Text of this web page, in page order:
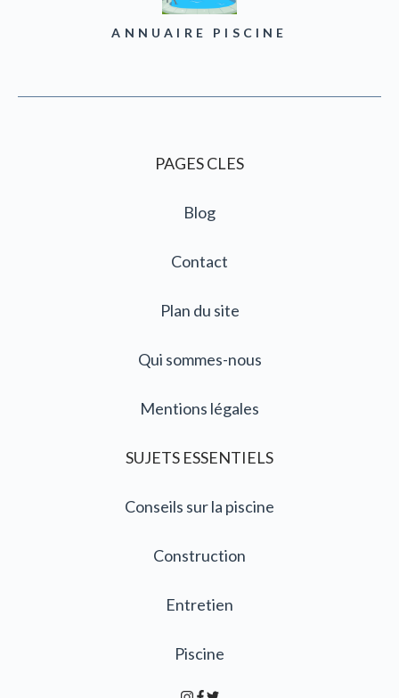
ANNUAIRE PISCINE
PAGES CLES
Blog
Contact
Plan du site
Qui sommes-nous
Mentions légales
SUJETS ESSENTIELS
Conseils sur la piscine
Construction
Entretien
Piscine